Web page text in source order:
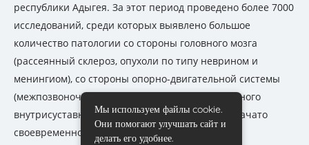
республики Адыгея. За этот период проведено более 7000
исследований, среди которых выявлено большое
количество патологии со стороны головного мозга
(рассеянный склероз, опухоли по типу неврином и
менингиом), со стороны опорно-двигательной системы
(межпозвоночные грыжи, повреждения связочного
внутрисуставного аппарата). Во всех случаях начато
своевременное лечение.
Мы используем файлы cookie.
Они помогают улучшать сайт и
делать его удобнее.